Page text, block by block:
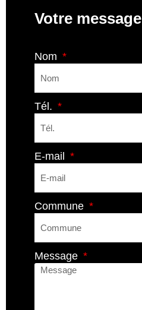
Votre message
Nom
Tél.
E-mail
Commune
Message